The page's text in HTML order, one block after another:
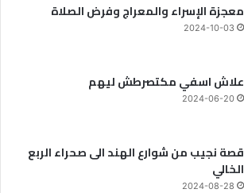
معجزة الإسراء والمعراج وفرض الصلاة
2024-10-03
علاش اسفي مكتصرطش ليهم
2024-06-20
قصة نجيب من شوارع الهند الى صحراء الربع
الخالي
2024-08-28